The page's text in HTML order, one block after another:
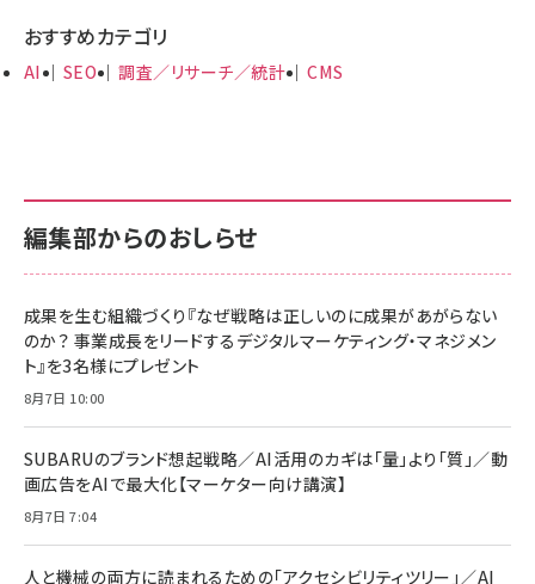
おすすめカテゴリ
AI SEO 調査／リサーチ／統計 CMS
編集部からのおしらせ
成果を生む組織づくり『なぜ戦略は正しいのに成果があがらない
のか？ 事業成長をリードするデジタルマーケティング・マネジメン
ト』を3名様にプレゼント
8月7日 10:00
SUBARUのブランド想起戦略／AI活用のカギは「量」より「質」／動
画広告をAIで最大化【マーケター向け講演】
8月7日 7:04
人と機械の両方に読まれるための「アクセシビリティツリー」／AI